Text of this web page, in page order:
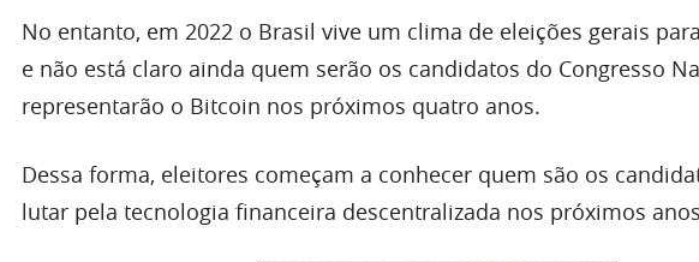
No entanto, em 2022 o Brasil vive um clima de eleições gerais
e não está claro ainda quem serão os candidatos do Congresso
representarão o Bitcoin nos próximos quatro anos.
Dessa forma, eleitores começam a conhecer quem são os
lutar pela tecnologia financeira descentralizada nos próximos